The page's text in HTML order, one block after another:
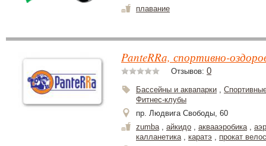
плавание
PanteRRa, спортивно-
Отзывов: 0
Бассейны и аквапарки ,
Фитнес-клубы
пр. Людвига Свободы, 60
zumba, айкидо , аквааэробика,
калланетика, каратэ , прокат